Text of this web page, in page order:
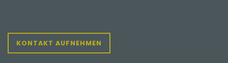
KONTAKT AUFNEHMEN